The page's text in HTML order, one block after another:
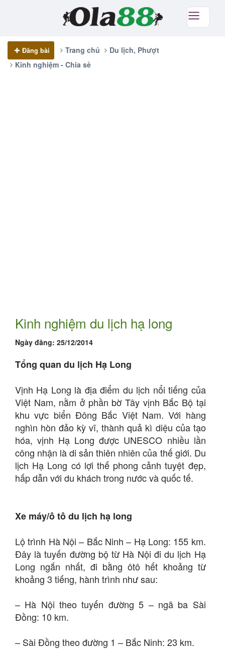
Đăng bài Trang chủ
Du lịch, Phượt
Kinh nghiệm - Chia sẻ
Kinh nghiệm du lịch hạ long
Ngày đăng: 25/12/2014
Tổng quan du lịch Hạ Long
Vịnh Hạ Long là địa điểm du lịch nổi tiếng của
Việt Nam, nằm ở phần bờ Tây vịnh Bắc Bộ tại
khu vực biển Đông Bắc Việt Nam. Với hàng
nghìn hòn đảo kỳ vĩ, thành quả kì diệu của tạo
hóa, vịnh Hạ Long được UNESCO nhiều lần
công nhận là di sản thiên nhiên của thế giới. Du
lịch Hạ Long có lợi thế phong cảnh tuyệt đẹp,
hấp dẫn với du khách trong nước và quốc tế.
Xe máy/ô tô du lịch hạ long
Lộ trình Hà Nội – Bắc Ninh – Hạ Long: 155 km.
Đây là tuyến đường bộ từ Hà Nội đi du lịch Hạ
Long ngắn nhất, đi bằng ôtô hết khoảng từ
khoảng 3 tiếng, hành trình như sau:
– Hà Nội theo tuyến đường 5 – ngã ba Sài
Đồng: 10 km.
– Sài Đồng theo đường 1 – Bắc Ninh: 23 km.